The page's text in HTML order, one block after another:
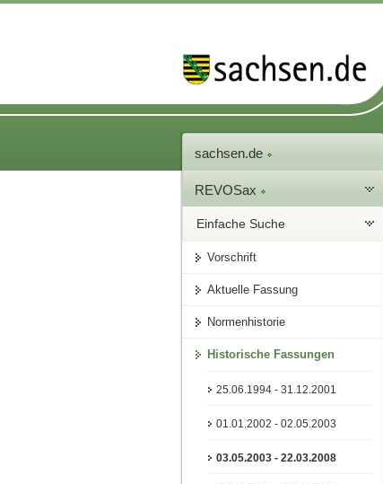
sachsen.de
REVOSax
Einfache Suche
Vorschrift
Aktuelle Fassung
Normenhistorie
Historische Fassungen
25.06.1994 - 31.12.2001
01.01.2002 - 02.05.2003
03.05.2003 - 22.03.2008